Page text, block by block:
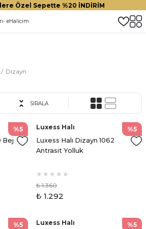
Özel Sepette %20 İNDİRİM
Dizayn
SIRALA
%5
Bej
%5
Luxess Halı
Luxess Halı Dizayn 1062
Antrasit Yolluk
₺ 1.360
₺ 1.292
%5 %5
Luxess Halı